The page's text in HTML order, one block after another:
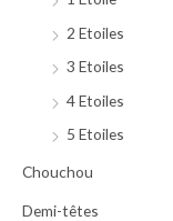
2 Etoiles
3 Etoiles
4 Etoiles
5 Etoiles
Chouchou
Demi-têtes